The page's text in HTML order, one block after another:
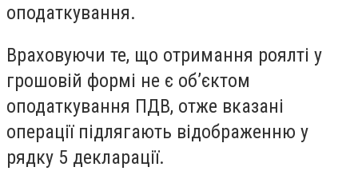
оподаткування.
Враховуючи те, що отримання роялті у
грошовій формі не є об’єктом
оподаткування ПДВ, отже вказані
операції підлягають відображенню у
рядку 5 декларації.